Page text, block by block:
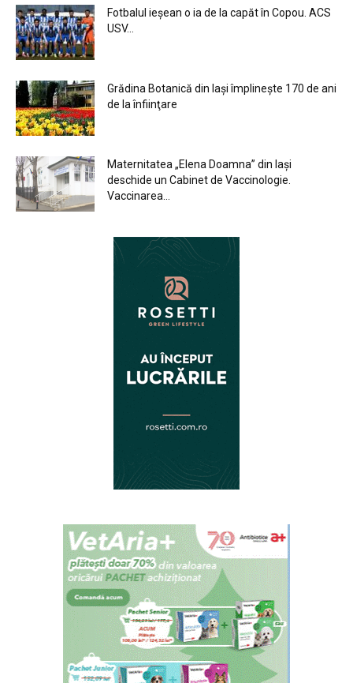
Fotbalul ieșean o ia de la capăt în Copou. ACS
USV...
Grădina Botanică din Iaşi împlineşte 170 de ani
de la înfiinţare
Maternitatea „Elena Doamna” din Iași
deschide un Cabinet de Vaccinologie.
Vaccinarea...